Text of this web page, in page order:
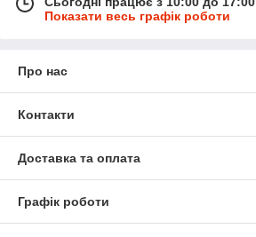
Показати весь графік роботи
Про нас
Контакти
Доставка та оплата
Графік роботи